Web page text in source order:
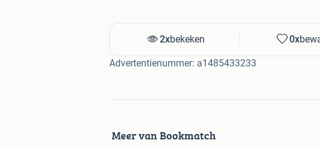
2xbekeken 0x
Advertentienummer: a1485433233
Meer van Bookmatch